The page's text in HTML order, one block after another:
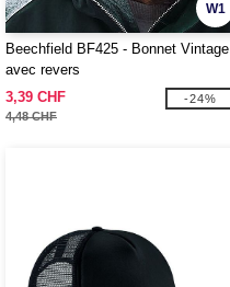
W1
Beechfield BF425 - Bonnet Vintage
avec revers
3,39 CHF
4,48 CHF
-24%